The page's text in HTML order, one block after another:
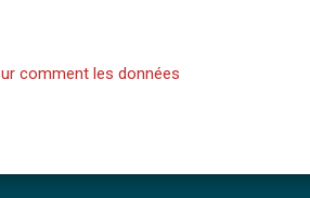
comment les données